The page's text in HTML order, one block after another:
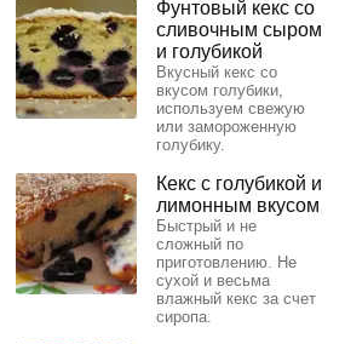
Фунтовый кекс со
сливочным сыром
и голубикой
Вкусный кекс со
вкусом голубики,
используем свежую
или замороженную
голубику.
Кекс с голубикой и
лимонным вкусом
Быстрый и не
сложный по
приготовлению. Не
сухой и весьма
влажный кекс за счет
сиропа.